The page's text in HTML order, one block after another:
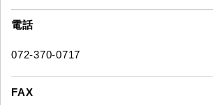
電話
072-370-0717
FAX